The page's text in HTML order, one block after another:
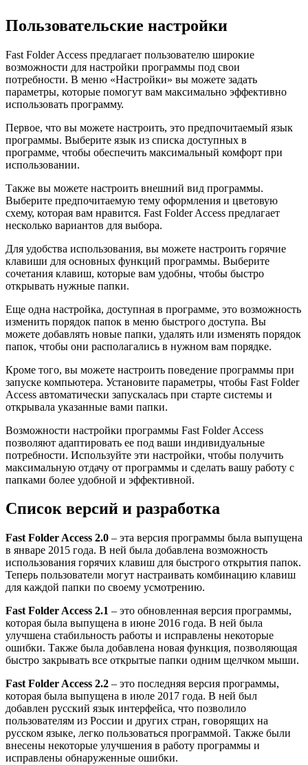
Пользовательские настройки
Fast Folder Access предлагает пользователю широкие
возможности для настройки программы под свои
потребности. В меню «Настройки» вы можете задать
параметры, которые помогут вам максимально эффективно
использовать программу.
Первое, что вы можете настроить, это предпочитаемый язык
программы. Выберите язык из списка доступных в
программе, чтобы обеспечить максимальный комфорт при
использовании.
Также вы можете настроить внешний вид программы.
Выберите предпочитаемую тему оформления и цветовую
схему, которая вам нравится. Fast Folder Access предлагает
несколько вариантов для выбора.
Для удобства использования, вы можете настроить горячие
клавиши для основных функций программы. Выберите
сочетания клавиш, которые вам удобны, чтобы быстро
открывать нужные папки.
Еще одна настройка, доступная в программе, это возможность
изменить порядок папок в меню быстрого доступа. Вы
можете добавлять новые папки, удалять или изменять порядок
папок, чтобы они располагались в нужном вам порядке.
Кроме того, вы можете настроить поведение программы при
запуске компьютера. Установите параметры, чтобы Fast Folder
Access автоматически запускалась при старте системы и
открывала указанные вами папки.
Возможности настройки программы Fast Folder Access
позволяют адаптировать ее под ваши индивидуальные
потребности. Используйте эти настройки, чтобы получить
максимальную отдачу от программы и сделать вашу работу с
папками более удобной и эффективной.
Список версий и разработка
Fast Folder Access 2.0 – эта версия программы была выпущена
в январе 2015 года. В ней была добавлена возможность
использования горячих клавиш для быстрого открытия папок.
Теперь пользователи могут настраивать комбинацию клавиш
для каждой папки по своему усмотрению.
Fast Folder Access 2.1 – это обновленная версия программы,
которая была выпущена в июне 2016 года. В ней была
улучшена стабильность работы и исправлены некоторые
ошибки. Также была добавлена новая функция, позволяющая
быстро закрывать все открытые папки одним щелчком мыши.
Fast Folder Access 2.2 – это последняя версия программы,
которая была выпущена в июле 2017 года. В ней был
добавлен русский язык интерфейса, что позволило
пользователям из России и других стран, говорящих на
русском языке, легко пользоваться программой. Также были
внесены некоторые улучшения в работу программы и
исправлены обнаруженные ошибки.